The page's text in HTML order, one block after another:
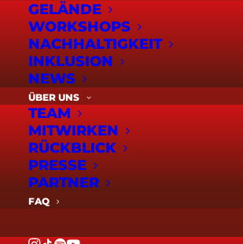
GELÄNDE
WORKSHOPS
NACHHALTIGKEIT
INKLUSION
NEWS
ÜBER UNS
TEAM
MITWIRKEN
RÜCKBLICK
PRESSE
PARTNER
FAQ
2026 –
Freitag